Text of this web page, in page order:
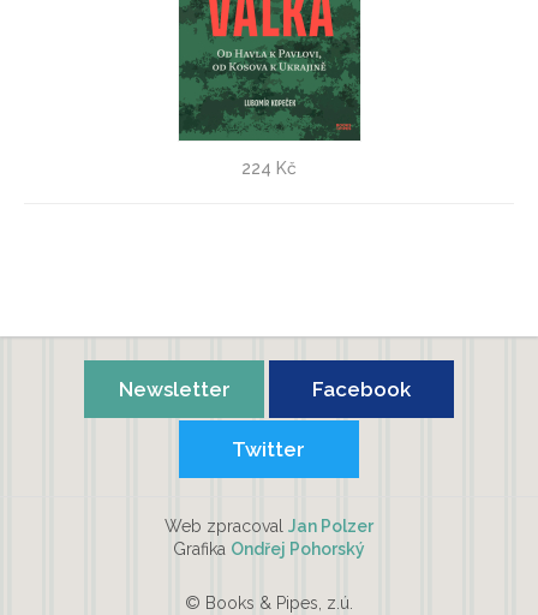
Čeští prezidenti a válka
224 Kč
Newsletter Facebook
Twitter
Web zpracoval Jan Polzer
Grafika Ondřej Pohorský
© Books & Pipes, z.ú.